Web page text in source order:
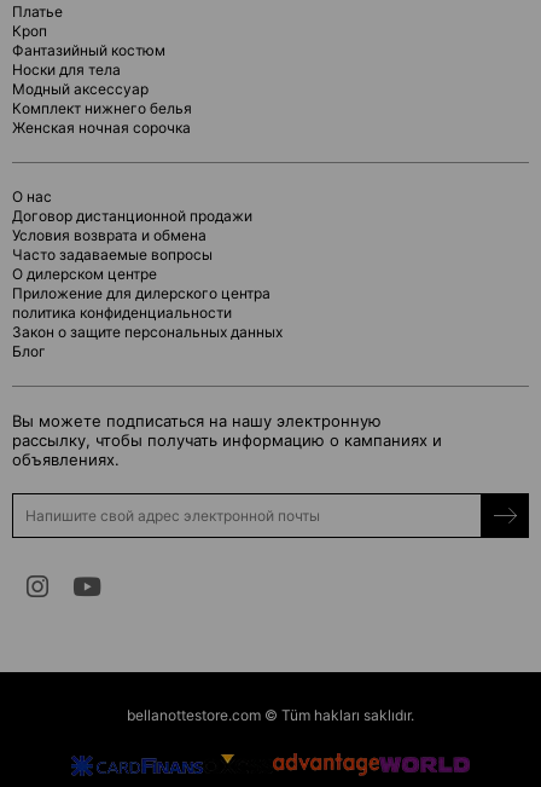
Платье
Кроп
Фантазийный костюм
Носки для тела
Модный аксессуар
Комплект нижнего белья
Женская ночная сорочка
О нас
Договор дистанционной продажи
Условия возврата и обмена
Часто задаваемые вопросы
О дилерском центре
Приложение для дилерского центра
политика конфиденциальности
Закон о защите персональных данных
Блог
Вы можете подписаться на нашу электронную
рассылку, чтобы получать информацию о кампаниях и
объявлениях.
bellanottestore.com © Tüm hakları saklıdır.